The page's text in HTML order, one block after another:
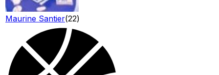
Maurine Santier(22)